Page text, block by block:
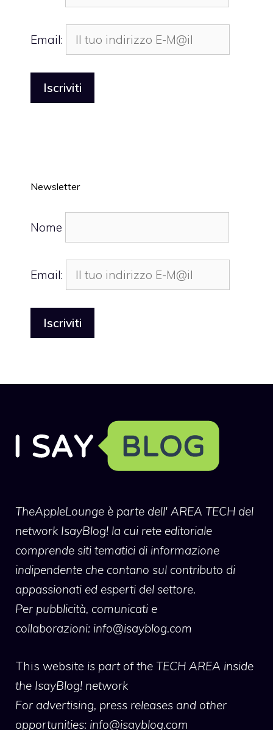
Email:
Newsletter
Nome
Email:
TheAppleLounge è parte dell' AREA TECH del
network IsayBlog! la cui rete editoriale
comprende siti tematici di informazione
indipendente che contano sul contributo di
appassionati ed esperti del settore.
Per pubblicità, comunicati e
collaborazioni: info@isayblog.com
This website is part of the TECH AREA inside
the IsayBlog! network
For advertising, press releases and other
opportunities: info@isayblog.com